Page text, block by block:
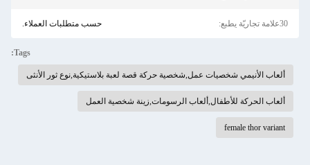
30علامة تجاريّة يطبع: حسب متطلبات العملاء.
Tags:
ألعاب الأنيمي شخصيات عمل,شخصية حركة قصة لعبة بلاستيكية,نوع ثور الأنثى
ألعاب الحركة للأطفال,ألعاب الرسومات,زينة شخصية العمل
female thor variant